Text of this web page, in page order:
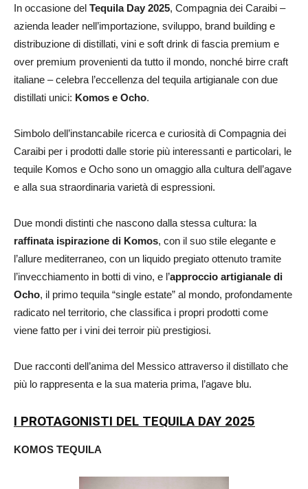
In occasione del Tequila Day 2025, Compagnia dei Caraibi –
azienda leader nell’importazione, sviluppo, brand building e
distribuzione di distillati, vini e soft drink di fascia premium e
over premium provenienti da tutto il mondo, nonché birre craft
italiane – celebra l’eccellenza del tequila artigianale con due
distillati unici: Komos e Ocho.
Simbolo dell’instancabile ricerca e curiosità di Compagnia dei
Caraibi per i prodotti dalle storie più interessanti e particolari, le
tequile Komos e Ocho sono un omaggio alla cultura dell’agave
e alla sua straordinaria varietà di espressioni.
Due mondi distinti che nascono dalla stessa cultura: la
raffinata ispirazione di Komos, con il suo stile elegante e
l’allure mediterraneo, con un liquido pregiato ottenuto tramite
l’invecchiamento in botti di vino, e l’approccio artigianale di
Ocho, il primo tequila “single estate” al mondo, profondamente
radicato nel territorio, che classifica i propri prodotti come
viene fatto per i vini dei terroir più prestigiosi.
Due racconti dell’anima del Messico attraverso il distillato che
più lo rappresenta e la sua materia prima, l’agave blu.
I PROTAGONISTI DEL TEQUILA DAY 2025
KOMOS TEQUILA